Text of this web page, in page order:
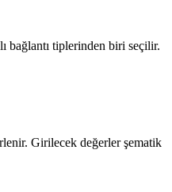
bağlantı tiplerinden biri seçilir.
Girilecek değerler şematik